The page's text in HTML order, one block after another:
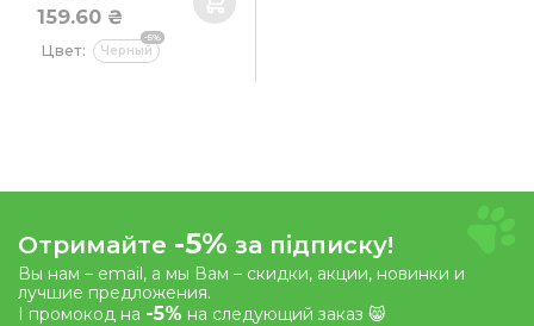
159.60 ₴
Цвет:
-5%
Черный
Отримайте -5% за підписку!
Вы нам – email, а мы Вам – скидки, акции, новинки и
лучшие предложения.
І промокод на -5% на следующий заказ 😸